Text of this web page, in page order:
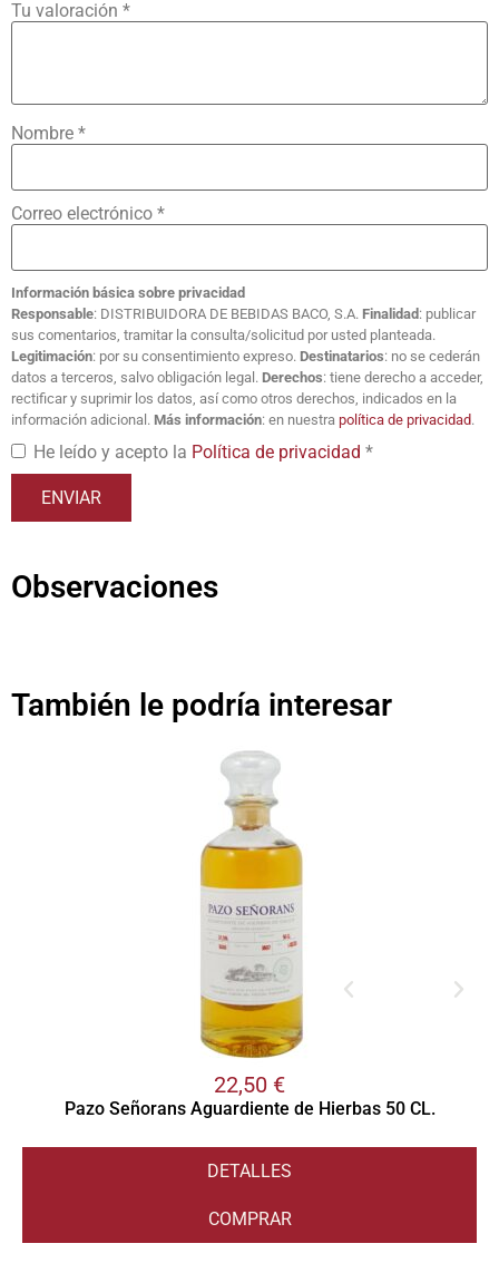
Tu valoración *
Nombre *
Correo electrónico *
Información básica sobre privacidad
Responsable: DISTRIBUIDORA DE BEBIDAS BACO, S.A. Finalidad : publicar
sus comentarios, tramitar la consulta/solicitud por usted planteada.
Legitimación: por su consentimiento expreso. Destinatarios: no se cederán
datos a terceros, salvo obligación legal. Derechos: tiene derecho a acceder,
rectificar y suprimir los datos, así como otros derechos, indicados en la
información adicional. Más información: en nuestra política de privacidad.
He leído y acepto la Política de privacidad *
Observaciones
También le podría interesar
22,50 €
Pazo Señorans Aguardiente de Hierbas 50 CL.
DETALLES
COMPRAR